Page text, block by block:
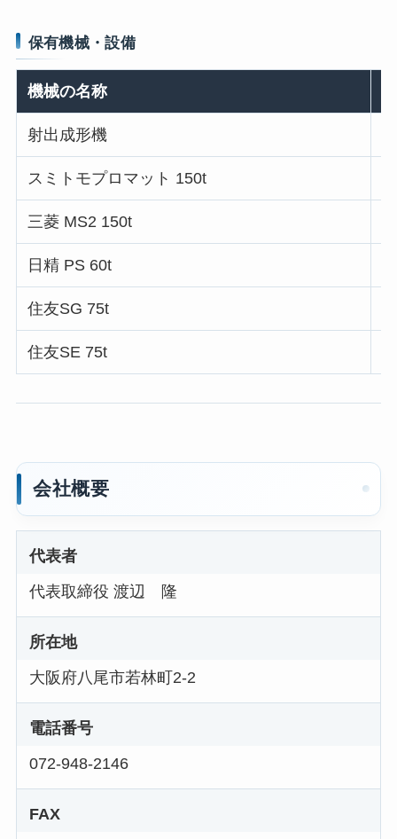
保有機械・設備
機械の名称
射出成形機
スミトモプロマット 150t
三菱 MS2 150t
日精 PS 60t
住友SG 75t
住友SE 75t
会社概要
代表者
代表取締役 渡辺 隆
所在地
大阪府八尾市若林町2-2
電話番号
072-948-2146
FAX